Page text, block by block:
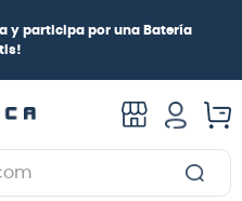
y participa por una Batería